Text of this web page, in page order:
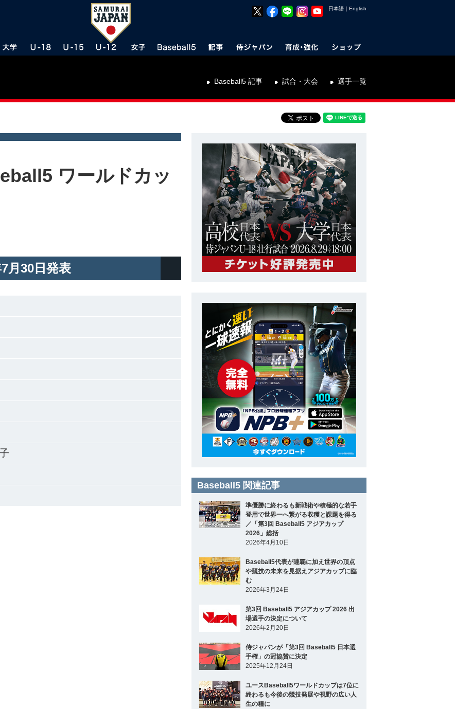
日本語 ｜ English
Baseball5 記事 試合・大会 選手一覧
ワールドカッ
月30日発表
Baseball5 関連記事
準優勝に終わるも新戦術や積極的な若手
登用で世界一へ繋がる収穫と課題を得る
／「第3回 Baseball5 アジアカップ
2026」総括
2026年4月10日
Baseball5代表が連覇に加え世界の頂点
や競技の未来を見据えアジアカップに臨
む
2026年3月24日
第3回 Baseball5 アジアカップ 2026 出
場選手の決定について
2026年2月20日
侍ジャパンが「第3回 Baseball5 日本選
手権」の冠協賛に決定
2025年12月24日
ユースBaseball5ワールドカップは7位に
終わるも今後の競技発展や視野の広い人
生の糧に